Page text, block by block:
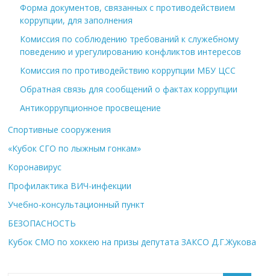
Форма документов, связанных с противодействием
коррупции, для заполнения
Комиссия по соблюдению требований к служебному
поведению и урегулированию конфликтов интересов
Комиссия по противодействию коррупции МБУ ЦСС
Обратная связь для сообщений о фактах коррупции
Антикоррупционное просвещение
Спортивные сооружения
«Кубок СГО по лыжным гонкам»
Коронавирус
Профилактика ВИЧ-инфекции
Учебно-консультационный пункт
БЕЗОПАСНОСТЬ
Кубок СМО по хоккею на призы депутата ЗАКСО Д.Г.Жукова